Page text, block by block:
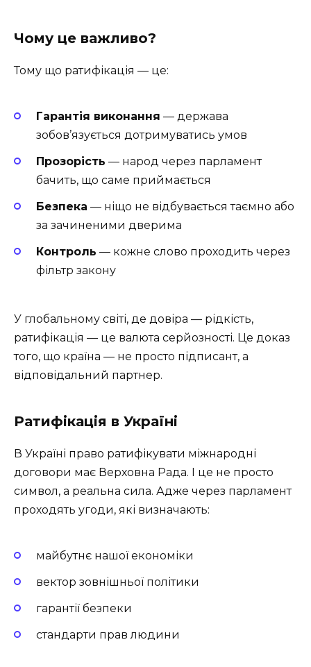
Чому це важливо?
Тому що ратифікація — це:
Гарантія виконання — держава
зобов’язується дотримуватись умов
Прозорість — народ через парламент
бачить, що саме приймається
Безпека — ніщо не відбувається таємно або
за зачиненими дверима
Контроль — кожне слово проходить через
фільтр закону
У глобальному світі, де довіра — рідкість,
ратифікація — це валюта серйозності. Це доказ
того, що країна — не просто підписант, а
відповідальний партнер.
Ратифікація в Україні
В Україні право ратифікувати міжнародні
договори має Верховна Рада. І це не просто
символ, а реальна сила. Адже через парламент
проходять угоди, які визначають:
майбутнє нашої економіки
вектор зовнішньої політики
гарантії безпеки
стандарти прав людини